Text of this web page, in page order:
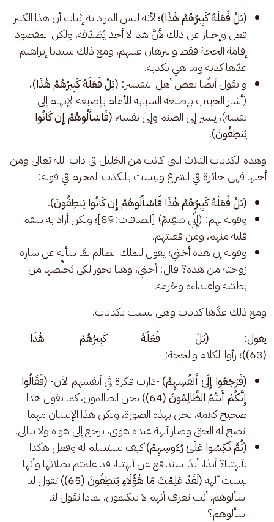
(بَلْ فَعَلَهُ كَبِيرُهُمْ هَٰذَا)؛ لأنه ليس المراد به إثبات أن هذا الكبير
فعل وإخبار عن ذلك لأنَّ هذا لا أحد يُصَدّقه، ولكن المقصود
إقامة الحجة فقط والبرهان عليهم، ومع ذلك سيدنا إبراهيم
عدّها كذبة وما هي بكذبة.
و يقول أيضًا بعض أهل التفسير: (بَلْ فَعَلَهُ كَبِيرُهُمْ هَٰذَا)،
(أشار الحبيب بإصبعه السبابة للأمام بإصبعه الإبهام إلى
نفسه)، يشير إلى الصنم وإلى نفسه، (فَاسْأَلُوهُمْ إِن كَانُوا
يَنطِقُونَ).
وهذه الكذبات الثلاث التي كانت من الخليل في ذات الله تعالى ومن
أجلها فهي جائزة في الشرع وليست بالكذب المحرم في قوله:
(بَلْ فَعَلَهُ كَبِيرُهُمْ هَٰذَا فَاسْأَلُوهُمْ إِن كَانُوا يَنطِقُونَ).
وقوله لهم: (إِنِّي سَقِيمٌ) [الصافات:89]؛ ولكن أراد به سقم
قلبه منهم، ومن فعلتهم.
وقوله إن هذه أختي؛ يقول للملك الظالم لمَّا سأله عن سارة
زوجته من هذه؟ قال: أختي، وهنا يجوز لكي يُخلِّصها من
بطشه واعتداءه وجُرمه.
ومع ذلك عدَّها كذبات وهي ليست بكذبات.
يقول: (بَلْ فَعَلَهُ كَبِيرُهُمْ هَٰذَا
(63))؛
رأوا الكلام والحجة:
(فَرَجَعُوا إِلَىٰ أَنفُسِهِمْ) -دارت فكرة في أنفسهم الآن- (فَقَالُوا
إِنَّكُمْ أَنتُمُ الظَّالِمُونَ (64))
نحن الظالمون، كما يقول هذا
صحيح كلامه، نحن بهذه الصورة، ولكن هذا الإنسان مهما
اتضح له الحق وصار آلهة عنده هوى، يرجع إلى هواه ولا يبالي.
(ثُمَّ نُكِسُوا عَلَىٰ رُءُوسِهِمْ)كيف نستسلم له وفعل هكذا
بآلهتنا؟ أبدًا، أبدًا سندافع عن آلهتنا، قد علمتم بطلانها وأنها
ليست آلهة(لَقَدْ عَلِمْتَ مَا هَٰؤُلَاءِ يَنطِقُونَ (65))
تقول لنا
اسألوهم، أنت تعرف أنهم لا يتكلمون، لماذا تقول لنا
اسألوهم؟